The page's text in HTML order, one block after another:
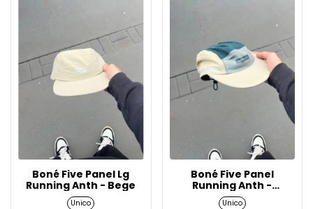
Boné Five Panel Lg
Running Anth - Bege
Unico
Boné Five Panel
Running Anth -
Bege/Verde/Cinza
Unico